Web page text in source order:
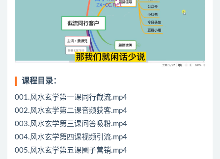
课程目录：
001.风水玄学第一课同行截流.mp4
002.风水玄学第二课音频获客.mp4
003.风水玄学第三课问答吸粉.mp4
004.风水玄学第四课视频引流.mp4
005.风水玄学第五课圈子营销.mp4